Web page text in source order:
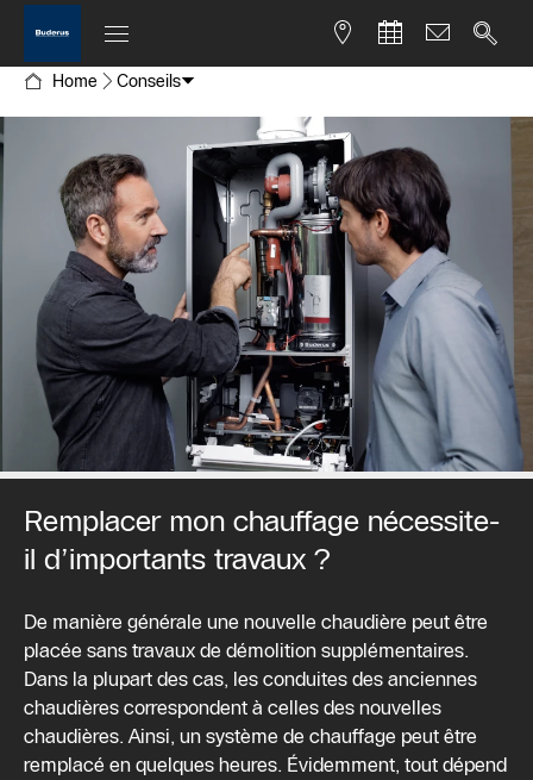
Home Conseils
Remplacer mon chauffage nécessite-
il d’importants travaux ?
De manière générale une nouvelle chaudière peut être
placée sans travaux de démolition supplémentaires.
Dans la plupart des cas, les conduites des anciennes
chaudières correspondent à celles des nouvelles
chaudières. Ainsi, un système de chauffage peut être
remplacé en quelques heures. Évidemment, tout dépend